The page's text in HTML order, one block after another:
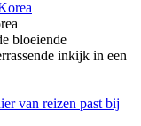
bloeiende
inkijk in een